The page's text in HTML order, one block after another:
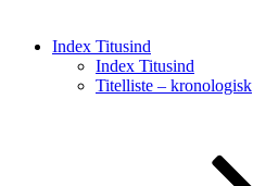
Index Titusind
Index Titusind
Titelliste – kronologisk